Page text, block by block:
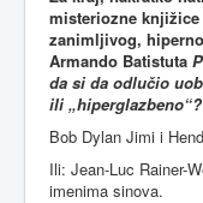
misteriozne
zanimljivog,
Armando Batistuta
da si da odlučio
ili „hiperglazbeno“?
Bob Dylan Jimi i
Ili: Jean-Luc Rainer-
imenima sinova.